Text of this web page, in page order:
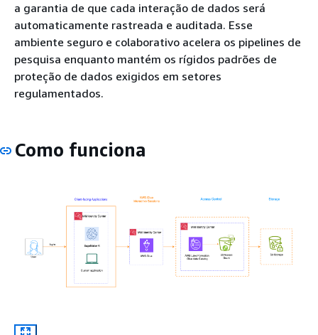
a garantia de que cada interação de dados será
automaticamente rastreada e auditada. Esse
ambiente seguro e colaborativo acelera os pipelines de
pesquisa enquanto mantém os rígidos padrões de
proteção de dados exigidos em setores
regulamentados.
Como funciona